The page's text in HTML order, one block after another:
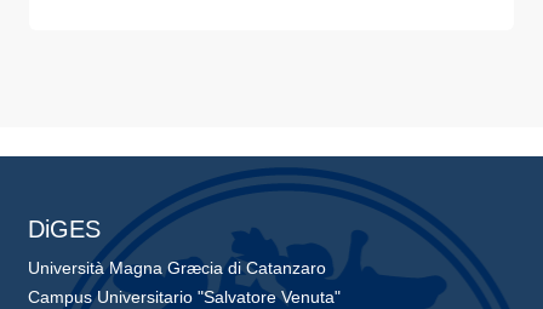
DiGES
Università Magna Græcia di Catanzaro
Campus Universitario "Salvatore Venuta"